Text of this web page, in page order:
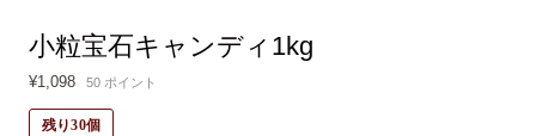
小粒宝石キャンディ1kg
¥1,098 50 ポイント
残り30個